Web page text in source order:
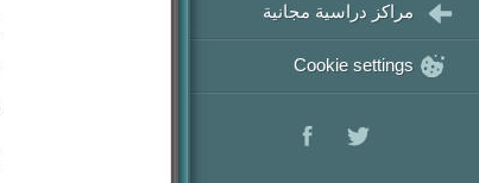
مراكز دراسية مجانية
Cookie settings